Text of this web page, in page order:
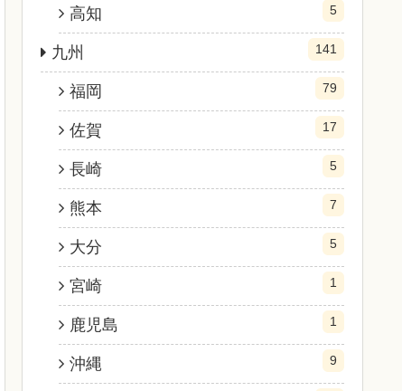
高知 5
九州 141
福岡 79
佐賀 17
長崎 5
熊本 7
大分 5
宮崎 1
鹿児島 1
沖縄 9